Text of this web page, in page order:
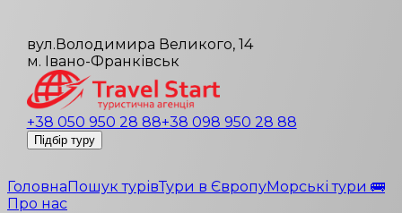
вул.Володимира Великого, 14
м. Івано-Франківськ
+38 050 950 28 88+38 098 950 28 88
Підбір туру
ГоловнаПошук турівТури в ЄвропуМорські тури 🚌
Про нас